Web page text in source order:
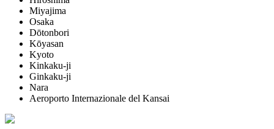
Miyajima
Osaka
Dōtonbori
Kōyasan
Kyoto
Kinkaku-ji
Ginkaku-ji
Nara
Aeroporto Internazionale del Kansai